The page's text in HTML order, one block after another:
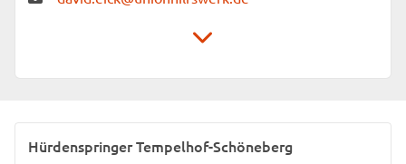
Stiftung Unionhilfswerk Berlin
12043 Berlin
Hürdenspringer Tempelhof-Schöneberg